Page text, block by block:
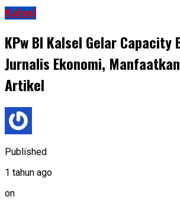
Kalsel
KPw BI Kalsel Gelar Capacity
Jurnalis Ekonomi,
Artikel
Published
1 tahun ago
on